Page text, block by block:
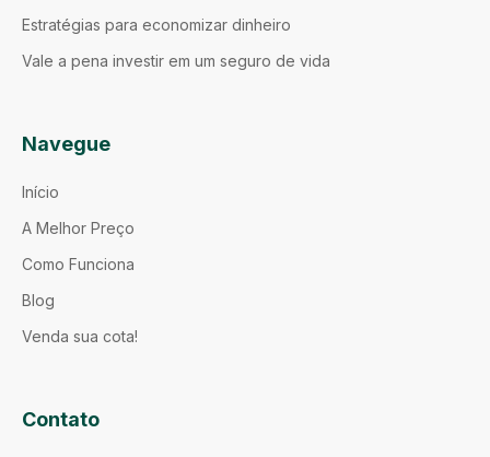
Estratégias para economizar dinheiro
Vale a pena investir em um seguro de vida
Navegue
Início
A Melhor Preço
Como Funciona
Blog
Venda sua cota!
Contato